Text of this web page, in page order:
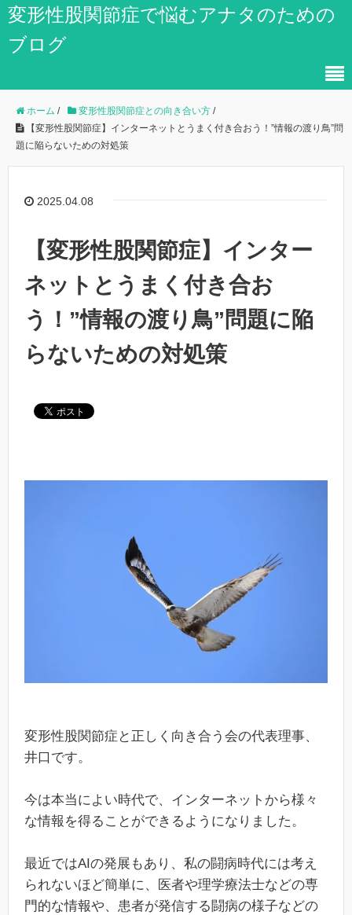
変形性股関節症で悩むアナタのための
ブログ
ホーム / 変形性股関節症との向き合い方 /
【変形性股関節症】インターネットとうまく付き合おう！”情報の渡り鳥”問
題に陥らないための対処策
2025.04.08
【変形性股関節症】インター
ネットとうまく付き合お
う！”情報の渡り鳥”問題に陥
らないための対処策
変形性股関節症と正しく向き合う会の代表理事、
井口です。
今は本当によい時代で、インターネットから様々
な情報を得ることができるようになりました。
最近ではAIの発展もあり、私の闘病時代には考え
られないほど簡単に、医者や理学療法士などの専
門的な情報や、患者が発信する闘病の様子などの